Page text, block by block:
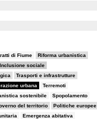
di Fiume Riforma urbanistica
Inclusione sociale
Trasporti e infrastrutture
urbana Terremoti
sostenibile Spopolamento
del territorio Politiche europee
Emergenza abitativa